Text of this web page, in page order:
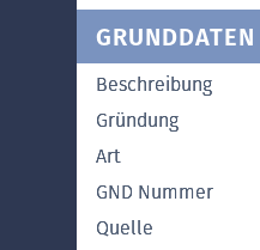
GRUNDDATEN
Beschreibung
Gründung
Art
GND Nummer
Quelle